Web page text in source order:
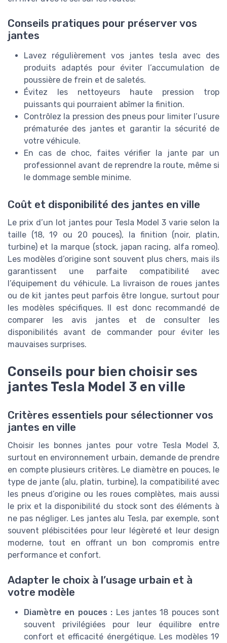
Conseils pratiques pour préserver vos
jantes
Lavez régulièrement vos jantes tesla avec des
produits adaptés pour éviter l’accumulation de
poussière de frein et de saletés.
Évitez les nettoyeurs haute pression trop
puissants qui pourraient abîmer la finition.
Contrôlez la pression des pneus pour limiter l’usure
prématurée des jantes et garantir la sécurité de
votre véhicule.
En cas de choc, faites vérifier la jante par un
professionnel avant de reprendre la route, même si
le dommage semble minime.
Coût et disponibilité des jantes en ville
Le prix d’un lot jantes pour Tesla Model 3 varie selon la
taille (18, 19 ou 20 pouces), la finition (noir, platin,
turbine) et la marque (stock, japan racing, alfa romeo).
Les modèles d’origine sont souvent plus chers, mais ils
garantissent une parfaite compatibilité avec
l’équipement du véhicule. La livraison de roues jantes
ou de kit jantes peut parfois être longue, surtout pour
les modèles spécifiques. Il est donc recommandé de
comparer les avis jantes et de consulter les
disponibilités avant de commander pour éviter les
mauvaises surprises.
Conseils pour bien choisir ses
jantes Tesla Model 3 en ville
Critères essentiels pour sélectionner vos
jantes en ville
Choisir les bonnes jantes pour votre Tesla Model 3,
surtout en environnement urbain, demande de prendre
en compte plusieurs critères. Le diamètre en pouces, le
type de jante (alu, platin, turbine), la compatibilité avec
les pneus d’origine ou les roues complètes, mais aussi
le prix et la disponibilité du stock sont des éléments à
ne pas négliger. Les jantes alu Tesla, par exemple, sont
souvent plébiscitées pour leur légèreté et leur design
moderne, tout en offrant un bon compromis entre
performance et confort.
Adapter le choix à l’usage urbain et à
votre modèle
Diamètre en pouces : Les jantes 18 pouces sont
souvent privilégiées pour leur équilibre entre
confort et efficacité énergétique. Les modèles 19